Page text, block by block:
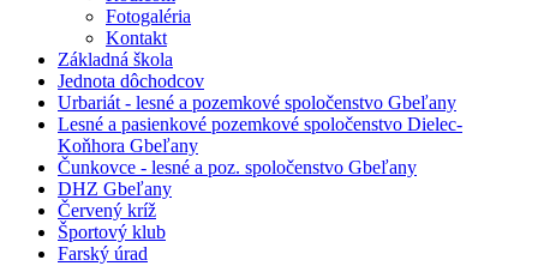
Fotogaléria
Kontakt
Základná škola
Jednota dôchodcov
Urbariát - lesné a pozemkové spoločenstvo Gbeľany
Lesné a pasienkové pozemkové spoločenstvo Dielec-
Koňhora Gbeľany
Čunkovce - lesné a poz. spoločenstvo Gbeľany
DHZ Gbeľany
Červený kríž
Športový klub
Farský úrad